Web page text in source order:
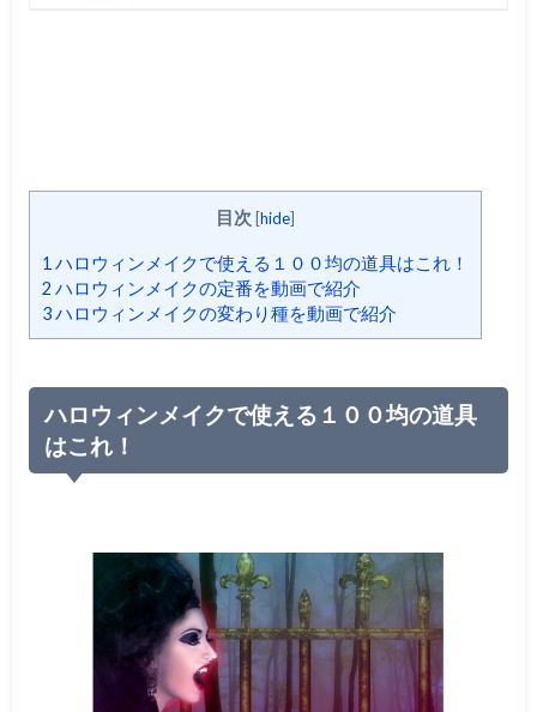
目次 [hide]
1 ハロウィンメイクで使える１００均の道具はこれ！
2 ハロウィンメイクの定番を動画で紹介
3ハロウィンメイクの変わり種を動画で紹介
ハロウィンメイクで使える１００均の道具
はこれ！